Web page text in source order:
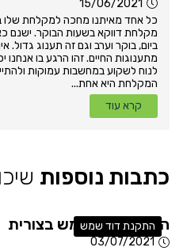
15/06/2021
כל אחד מאיתנו מחכה למקלחת שלו
מקלחת דווקא בשעות הבוקר. ישנם
ביום, בוקר וערב וגם זה תענוג
מתענוגות החיים. זהו הרגע בו אנחנו
לנוח לשקוע במחשבות עמוקות
המקלחת היא אחת...
קרא עוד
כתבות נוספות
התקנת דוד שמש
התקנת דוד שמש בצורית
03/07/2021